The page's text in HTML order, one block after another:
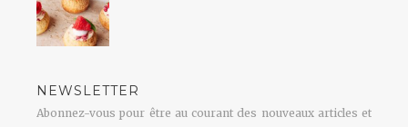
NEWSLETTER
Abonnez-vous pour être au courant des nouveaux articles et